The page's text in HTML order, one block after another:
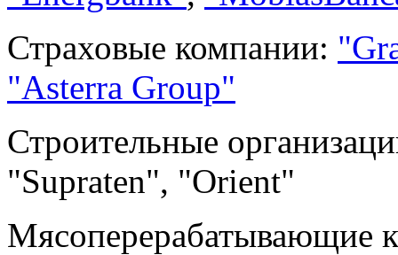
Страховые компании:
"Asterra Group"
Строительные
"Supraten", "Orient"
Мясоперерабатывающие